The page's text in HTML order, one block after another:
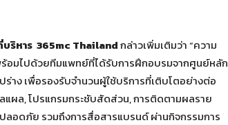
ริหาร 365mc Thailandกล่าวเพิ่มเติมว่า “ความ
ร้อมไปด้วยทีมแพทย์ที่ได้รับการฝึกอบรมจากศูนย์หลัก
าง เพื่อรองรับจำนวนผู้ใช้บริการที่เติบโตอย่างต่อ
ผล, โปรแกรมกระชับสัดส่วน, การติดตามผลราย
อดภัย รวมถึงการสื่อสารแบรนด์ ผ่านกิจกรรมการ